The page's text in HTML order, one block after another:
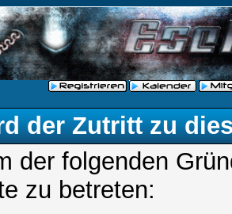
der Zutritt zu
der folgenden
zu betreten: